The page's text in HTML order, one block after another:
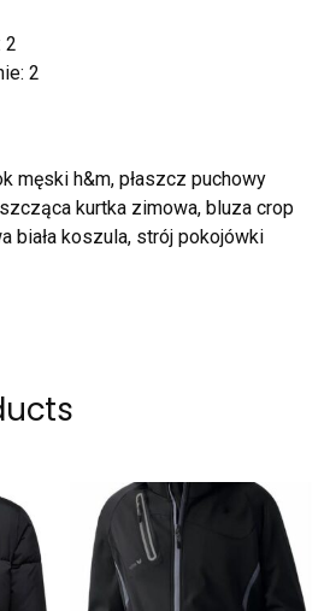
2
2
męski h&m, płaszcz puchowy
kurtka zimowa, bluza crop
biała koszula, strój pokojówki